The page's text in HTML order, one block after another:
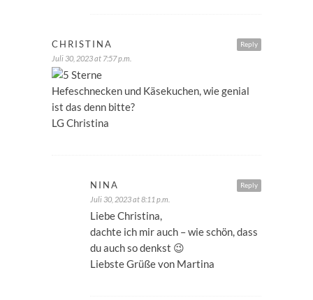
Reply
CHRISTINA
Juli 30, 2023 at 7:57 p.m.
Hefeschnecken und Käsekuchen, wie genial
ist das denn bitte?
LG Christina
Reply
NINA
Juli 30, 2023 at 8:11 p.m.
Liebe Christina,
dachte ich mir auch – wie schön, dass
du auch so denkst 😉
Liebste Grüße von Martina